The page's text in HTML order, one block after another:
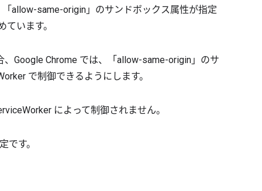
「allow-same-origin」のサンドボックス属性が指定
います。
Google Chrome では、「allow-same-origin」のサ
で制御できるようにします。
によって制御されません。
です。